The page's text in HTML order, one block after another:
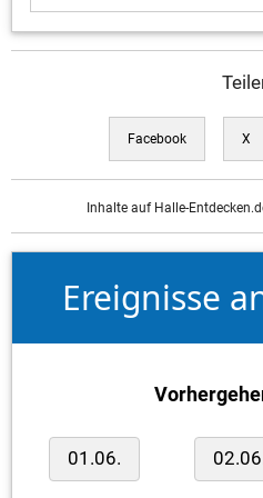
Facebook X
Inhalte auf Halle-
Ereignisse
01.06.